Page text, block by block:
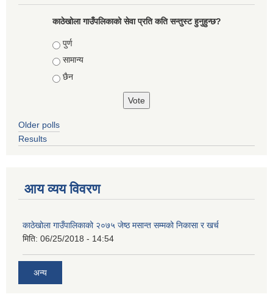
काठेखोला गाउँपलिकाको सेवा प्रति कति सन्तुस्ट हुनुहुन्छ?
Choices
पुर्ण
सामान्य
छैन
Older polls
Results
आय व्यय विवरण
काठेखोला गाउँपालिकाको २०७५ जेष्ठ मसान्त सम्मको निकासा र खर्च
मिति: 06/25/2018 - 14:54
अन्य